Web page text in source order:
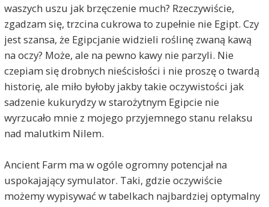
waszych uszu jak brzęczenie much? Rzeczywiście,
zgadzam się, trzcina cukrowa to zupełnie nie Egipt. Czy
jest szansa, że Egipcjanie widzieli roślinę zwaną kawą
na oczy? Może, ale na pewno kawy nie parzyli. Nie
czepiam się drobnych nieścisłości i nie proszę o twardą
historię, ale miło byłoby jakby takie oczywistości jak
sadzenie kukurydzy w starożytnym Egipcie nie
wyrzucało mnie z mojego przyjemnego stanu relaksu
nad malutkim Nilem.
Ancient Farm ma w ogóle ogromny potencjał na
uspokajający symulator. Taki, gdzie oczywiście
możemy wypisywać w tabelkach najbardziej optymalny